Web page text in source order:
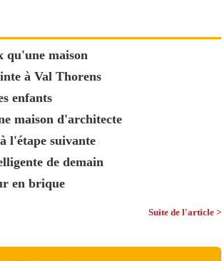
qu'une maison
à Val Thorens
enfants
maison d'architecte
l'étape suivante
de demain
en brique
Suite de l'article >